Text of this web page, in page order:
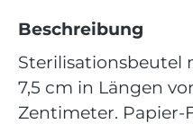
Beschreibung
Sterilisationsbeutel
7,5 cm in Längen
Zentimeter.